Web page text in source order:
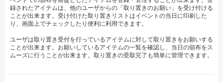
録されたアイテムは、他のユーザからの「取り置きのお願い」を受け付ける
ことが出来ます。受け付けた取り置きリストはイベントの当日に印刷した
り、画面上でチェックしたり便利に利用できます。
ユーザは取り置き受付を行っているアイテムに対して取り置きをお願いする
ことが出来ます。お願いしているアイテムの一覧を確認し、当日の頒布をス
ムーズに行うことが出来ます。取り置きの受取完了も簡単に管理できます。